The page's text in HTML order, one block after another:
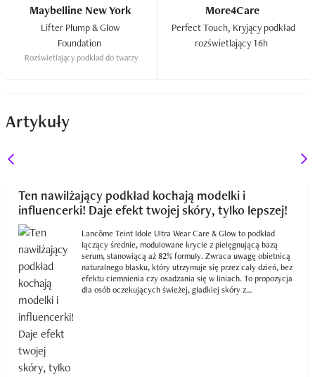
Maybelline New York
Lifter Plump & Glow
Rozświetlający podkład do twarzy
More4Care
Perfect Touch, Kryjący podkład
Artykuły
Ten nawilżający podkład kochają modelki i
influencerki! Daje efekt twojej skóry, tylko lepszej!
Lancôme Teint Idole Ultra Wear Care & Glow to podkład
łączący średnie, modulowane krycie z pielęgnującą bazą
serum, stanowiącą aż 82% formuły. Zwraca uwagę obietnicą
naturalnego blasku, który utrzymuje się przez cały dzień, bez
efektu ciemnienia czy osadzania się w liniach. To propozycja
dla osób oczekujących świeżej, gładkiej skóry z